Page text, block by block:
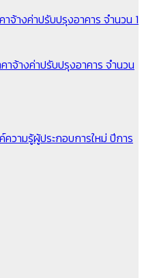
จ้างค่าปรับปรุงอาคาร จำนวน 1
าจ้างค่าปรับปรุงอาคาร จำนวน
วามรู้ผู้ประกอบการใหม่ ปีการ